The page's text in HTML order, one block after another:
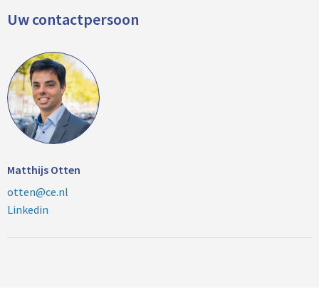
Uw contactpersoon
Matthijs Otten
otten@ce.nl
Linkedin